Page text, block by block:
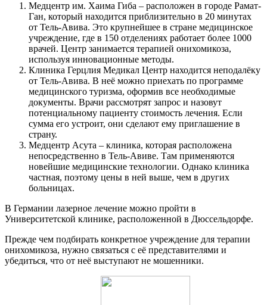
Медцентр им. Хаима Гиба – расположен в городе Рамат-
Ган, который находится приблизительно в 20 минутах
от Тель-Авива. Это крупнейшее в стране медицинское
учреждение, где в 150 отделениях работает более 1000
врачей. Центр занимается терапией онихомикоза,
используя инновационные методы.
Клиника Герцлия Медикал Центр находится неподалёку
от Тель-Авива. В неё можно приехать по программе
медицинского туризма, оформив все необходимые
документы. Врачи рассмотрят запрос и назовут
потенциальному пациенту стоимость лечения. Если
сумма его устроит, они сделают ему приглашение в
страну.
Медцентр Асута – клиника, которая расположена
непосредственно в Тель-Авиве. Там применяются
новейшие медицинские технологии. Однако клиника
частная, поэтому цены в ней выше, чем в других
больницах.
В Германии лазерное лечение можно пройти в
Университетской клинике, расположенной в Дюссельдорфе.
Прежде чем подбирать конкретное учреждение для терапии
онихомикоза, нужно связаться с её представителями и
убедиться, что от неё выступают не мошенники.